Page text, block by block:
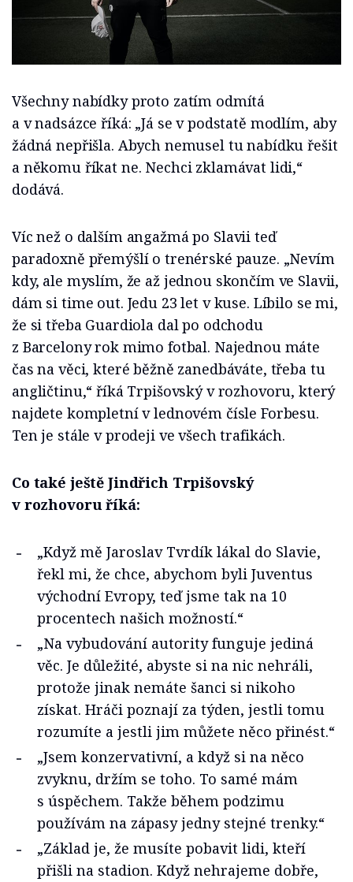
Všechny nabídky proto zatím odmítá
a v nadsázce říká: „Já se v podstatě modlím, aby
žádná nepřišla. Abych nemusel tu nabídku řešit
a někomu říkat ne. Nechci zklamávat lidi,“
dodává.
Víc než o dalším angažmá po Slavii teď
paradoxně přemýšlí o trenérské pauze. „Nevím
kdy, ale myslím, že až jednou skončím ve Slavii,
dám si time out. Jedu 23 let v kuse. Líbilo se mi,
že si třeba Guardiola dal po odchodu
z Barcelony rok mimo fotbal. Najednou máte
čas na věci, které běžně zanedbáváte, třeba tu
angličtinu,“ říká Trpišovský v rozhovoru, který
najdete kompletní v lednovém čísle Forbesu.
Ten je stále v prodeji ve všech trafikách.
Co také ještě Jindřich Trpišovský
v rozhovoru říká:
„Když mě Jaroslav Tvrdík lákal do Slavie,
řekl mi, že chce, abychom byli Juventus
východní Evropy, teď jsme tak na 10
procentech našich možností.“
„Na vybudování autority funguje jediná
věc. Je důležité, abyste si na nic nehráli,
protože jinak nemáte šanci si nikoho
získat. Hráči poznají za týden, jestli tomu
rozumíte a jestli jim můžete něco přinést.“
„Jsem konzervativní, a když si na něco
zvyknu, držím se toho. To samé mám
s úspěchem. Takže během podzimu
používám na zápasy jedny stejné trenky.“
„Základ je, že musíte pobavit lidi, kteří
přišli na stadion. Když nehrajeme dobře,